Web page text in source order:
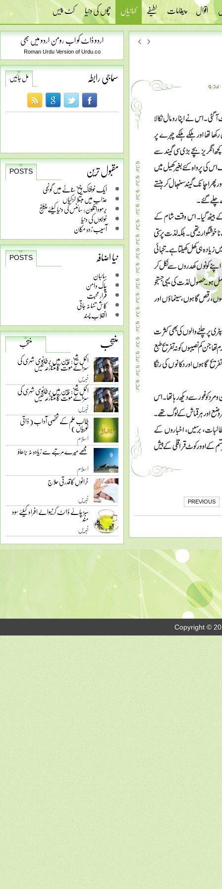
اقوال پیغامات لطیفے کہانیاں بچوں کی دنیا کٹ پیس
اردو ڈاٹ کو اب رومن اردو میں بھی
Roman Urdu Version of Urdu.co
سماجی رابطہ مل جائیں
مقبول ترین
POSTS
ایک خوفناک چیخ سناٹے میں گونجی
عذاب میں مبتلا لڑکیاں
برمودا تکون: سائنس کی دنیا کیلئے چیلنج
خوابوں کی دنیا
آسیب زدہ مکان
نیا اضافہ
POSTS
سائبان
چاک دامن
قرار محبت
کاش تنہا نہ جاتی
انقلاب پسند
منتخب
منتخب
اکمل شیخ: چین میں برطانوی شہری کی
سزائے موت کا متنازعہ کیس
خبریں
اکمل شیخ: چین میں برطانوی شہری کی
سزائے موت کا متنازعہ کیس
خبریں
طالب علم کے شخصی آداب ( ذاتی
خوبیاں )
اسلام
مجھے میرے مرتبے سے زیادہ نہ بڑھاؤ
اسلام
خراٹوں کا قدرتی علاج
خبریں
سبز چائے ڈائٹ کرنیوالے افراد کیلئے سود
مند
خبریں
PREVIOUS
Copyright ©